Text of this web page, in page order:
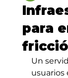
para
Un
usuarios